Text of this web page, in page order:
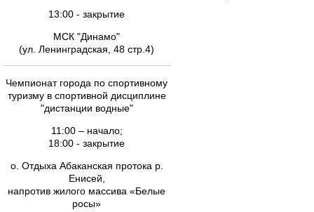
13:00 - закрытие
МСК "Динамо"
(ул. Ленинградская, 48 стр.4)
Чемпионат города по спортивному
туризму в спортивной дисциплине
"дистанции водные"
11:00 – начало;
18:00 - закрытие
о. Отдыха Абаканская протока р.
Енисей,
напротив жилого массива «Белые
росы»